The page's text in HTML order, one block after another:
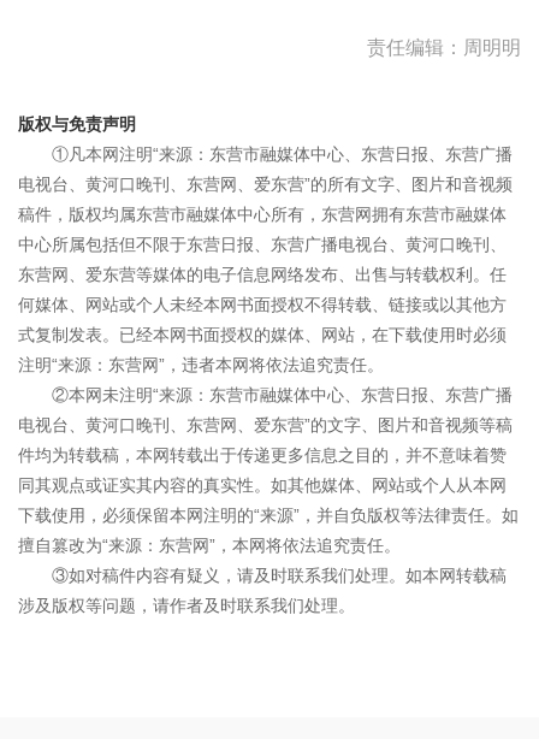
责任编辑：周明明
版权与免责声明
①凡本网注明“来源：东营市融媒体中心、东营日报、东营广播
电视台、黄河口晚刊、东营网、爱东营”的所有文字、图片和音视频
稿件，版权均属东营市融媒体中心所有，东营网拥有东营市融媒体
中心所属包括但不限于东营日报、东营广播电视台、黄河口晚刊、
东营网、爱东营等媒体的电子信息网络发布、出售与转载权利。任
何媒体、网站或个人未经本网书面授权不得转载、链接或以其他方
式复制发表。已经本网书面授权的媒体、网站，在下载使用时必须
注明“来源：东营网”，违者本网将依法追究责任。
②本网未注明“来源：东营市融媒体中心、东营日报、东营广播
电视台、黄河口晚刊、东营网、爱东营”的文字、图片和音视频等稿
件均为转载稿，本网转载出于传递更多信息之目的，并不意味着赞
同其观点或证实其内容的真实性。如其他媒体、网站或个人从本网
下载使用，必须保留本网注明的“来源”，并自负版权等法律责任。如
擅自篡改为“来源：东营网”，本网将依法追究责任。
③如对稿件内容有疑义，请及时联系我们处理。如本网转载稿
涉及版权等问题，请作者及时联系我们处理。